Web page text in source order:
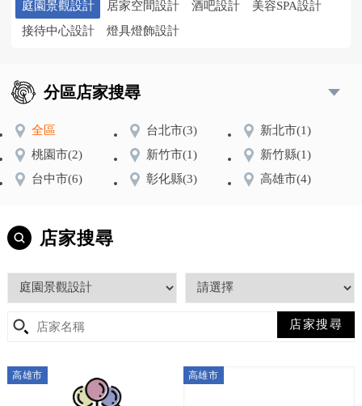
庭園景觀設計
居家空間設計 酒吧設計
美容SPA設計
接待中心設計
燈具燈飾設計
分區店家搜尋
全區 台北市(3) 新北市(1)
桃園市(2) 新竹市(1) 新竹縣(1)
台中市(6) 彰化縣(3) 高雄市(4)
店家搜尋
高雄市 高雄市